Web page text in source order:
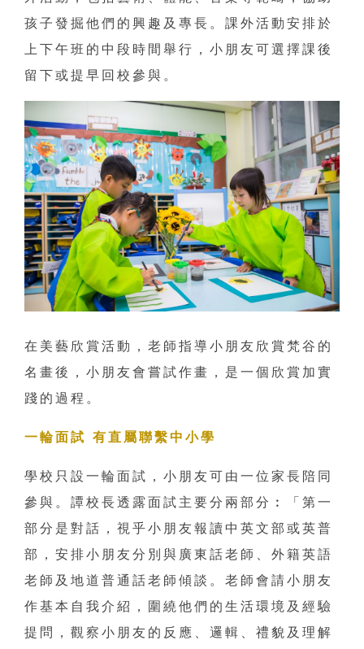
孩子發掘他們的興趣及專長。課外活動安排於
上下午班的中段時間舉行，小朋友可選擇課後
留下或提早回校參與。
在美藝欣賞活動，老師指導小朋友欣賞梵谷的
名畫後，小朋友會嘗試作畫，是一個欣賞加實
踐的過程。
一輪面試 有直屬聯繫中小學
學校只設一輪面試，小朋友可由一位家長陪同
參與。譚校長透露面試主要分兩部分︰「第一
部分是對話，視乎小朋友報讀中英文部或英普
部，安排小朋友分別與廣東話老師、外籍英語
老師及地道普通話老師傾談。老師會請小朋友
作基本自我介紹，圍繞他們的生活環境及經驗
提問，觀察小朋友的反應、邏輯、禮貌及理解